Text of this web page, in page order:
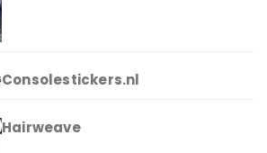
Consolestickers.nl
Hairweave